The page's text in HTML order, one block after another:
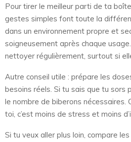
Pour tirer le meilleur parti de ta
gestes simples font toute la
dans un environnement propre et
soigneusement après chaque
nettoyer régulièrement, surtout si
Autre conseil utile : prépare les
besoins réels. Si tu sais que tu sors
le nombre de biberons nécessaires.
toi, c’est moins de stress et moins
Si tu veux aller plus loin, compare